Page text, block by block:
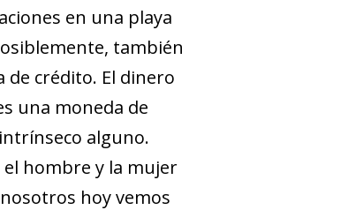
en una playa
también
crédito. El dinero
una moneda de
alguno.
el hombre y la mujer
hoy vemos